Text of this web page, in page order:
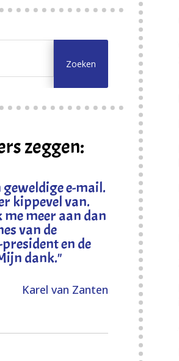
zeggen:
geweldige e-mail.
kippevel van.
meer aan dan
van de
en de
dank."
Karel van Zanten